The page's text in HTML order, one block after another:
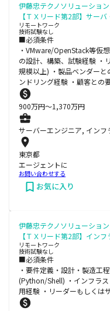
伊藤忠テクノソリューショ
【ＴＸリード第2部】サー
リモートワーク
技術試験なし
■必須条件
・VMware/OpenStack等仮
の設計、構築、試験経験 ・
規模以上) ・製品ベンダー
ンドリング経験 ・顧客との
900万円〜1,370万円
サーバーエンジニア, インフ
東京都
エージェントに
お問い合わせする
お気に入り
伊藤忠テクノソリューショ
【ＴＸリード第2部】イン
リモートワーク
技術試験なし
■必須条件
・要件定義・設計・製造工
(Python/Shell) ・インフラ
用経験 ・リーダーもしくは